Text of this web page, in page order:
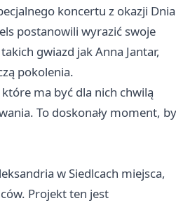
koncertu z okazji Dnia
postanowili wyrazić swoje
gwiazd jak Anna Jantar,
pokolenia.
ma być dla nich chwilą
To doskonały moment, by
w Siedlcach miejsca,
Projekt ten jest